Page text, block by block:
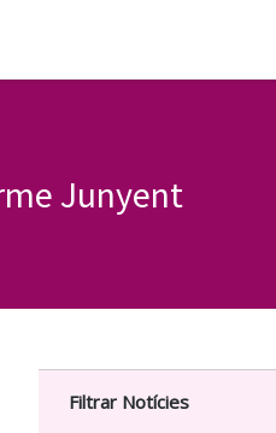
Junyent
Filtrar Notícies